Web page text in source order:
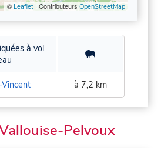
© Leaflet| Contributeurs OpenStreetMap
à vol
à 7,2 km
Pelvoux